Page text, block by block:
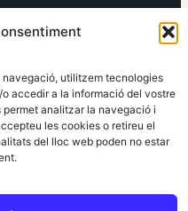
utilitzem tecnologies
accedir a la informació del vostre
analitzar la navegació i
les cookies o retireu el
del lloc web poden no estar